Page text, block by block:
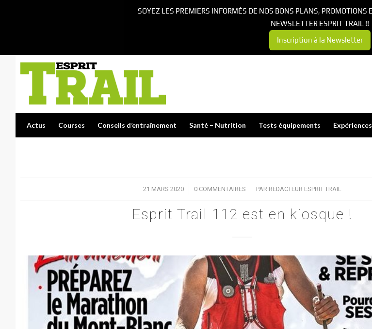
Actus Courses Conseils d’entraînement Santé – Nutrition Tests équipements Expériences
21 MARS 2020
/ 0 COMMENTAIRES
/ PAR REDACTEUR ESPRIT TRAIL
Esprit Trail 112 est en kiosque !
SOYEZ LES PREMIERS INFORMÉS DE NOS BONS PLANS,
NEWSLETTER ESPRIT TRAIL !!
Inscription à la Newsletter